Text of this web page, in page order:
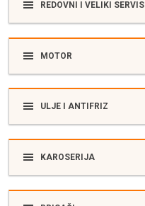
REDOVNI I VELIKI SERVIS
MOTOR
ULJE I ANTIFRIZ
KAROSERIJA